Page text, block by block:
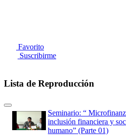
Favorito
Suscribirme
Lista de Reproducción
Seminario: “
inclusión financiera y
humano” (Parte 01)